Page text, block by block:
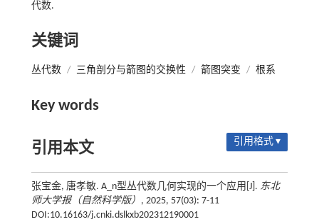
代数.
关键词
丛代数 / 三角剖分与箭图的交换性 / 箭图突变 / 根系
Key words
引用本文 引用格式 ▾
张宝金, 唐孝敏. A_n型丛代数几何实现的一个应用[J]. 东北
师大学报（自然科学版） , 2025, 57(03): 7-11
DOI:10.16163/j.cnki.dslkxb202312190001